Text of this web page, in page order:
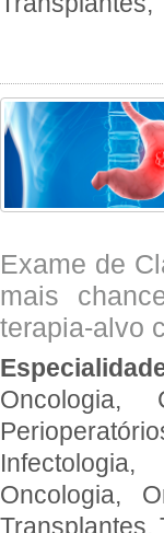
Exame de
mais
terapia-alvo
Oncologia,
Oncologia,
Transplantes,